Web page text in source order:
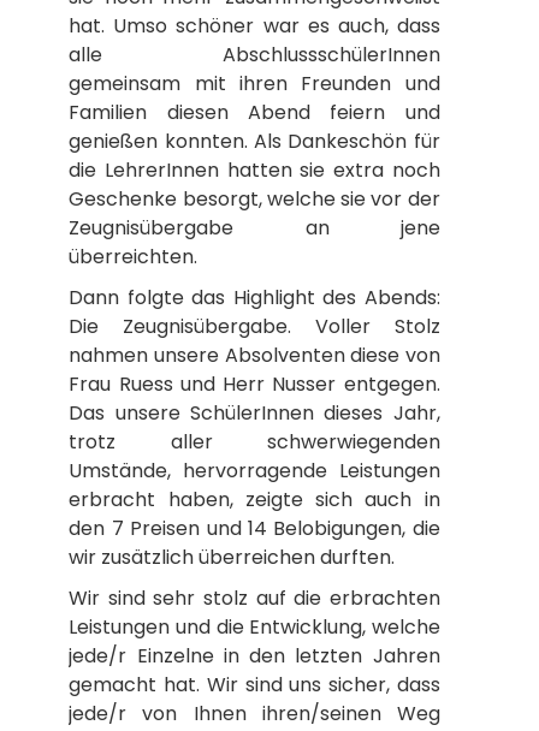
hat. Umso schöner war es auch, dass
alle AbschlussschülerInnen
gemeinsam mit ihren Freunden und
Familien diesen Abend feiern und
genießen konnten. Als Dankeschön für
die LehrerInnen hatten sie extra noch
Geschenke besorgt, welche sie vor der
Zeugnisübergabe an jene
überreichten.
Dann folgte das Highlight des Abends:
Die Zeugnisübergabe. Voller Stolz
nahmen unsere Absolventen diese von
Frau Ruess und Herr Nusser entgegen.
Das unsere SchülerInnen dieses Jahr,
trotz aller schwerwiegenden
Umstände, hervorragende Leistungen
erbracht haben, zeigte sich auch in
den 7 Preisen und 14 Belobigungen, die
wir zusätzlich überreichen durften.
Wir sind sehr stolz auf die erbrachten
Leistungen und die Entwicklung, welche
jede/r Einzelne in den letzten Jahren
gemacht hat. Wir sind uns sicher, dass
jede/r von Ihnen ihren/seinen Weg